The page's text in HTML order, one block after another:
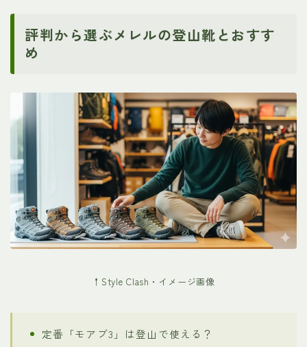
評判から選ぶメレルの登山靴とおすす
め
↑Style Clash・イメージ画像
定番「モアブ3」は登山で使える？